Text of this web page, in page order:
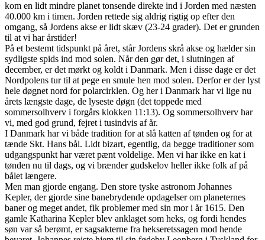
kom en lidt mindre planet tonsende direkte ind i Jorden med næsten
40.000 km i timen. Jorden rettede sig aldrig rigtig op efter den
omgang, så Jordens akse er lidt skæv (23-24 grader). Det er grunden
til at vi har årstider!
På et bestemt tidspunkt på året, står Jordens skrå akse og hælder sin
sydligste spids ind mod solen. Når den gør det, i slutningen af
december, er det mørkt og koldt i Danmark. Men i disse dage er det
Nordpolens tur til at pege en smule hen mod solen. Derfor er der lyst
hele døgnet nord for polarcirklen. Og her i Danmark har vi lige nu
årets længste dage, de lyseste døgn (det toppede med
sommersolhverv i forgårs klokken 11:13). Og sommersolhverv har
vi, med god grund, fejret i tusindvis af år.
I Danmark har vi både tradition for at slå katten af tønden og for at
tænde Skt. Hans bål. Lidt bizart, egentlig, da begge traditioner som
udgangspunkt har været pænt voldelige. Men vi har ikke en kat i
tønden nu til dags, og vi brænder gudskelov heller ikke folk af på
bålet længere.
Men man gjorde engang. Den store tyske astronom Johannes
Kepler, der gjorde sine banebrydende opdagelser om planeternes
baner og meget andet, fik problemer med sin mor i år 1615. Den
gamle Katharina Kepler blev anklaget som heks, og fordi hendes
søn var så berømt, er sagsakterne fra hekseretssagen mod hende